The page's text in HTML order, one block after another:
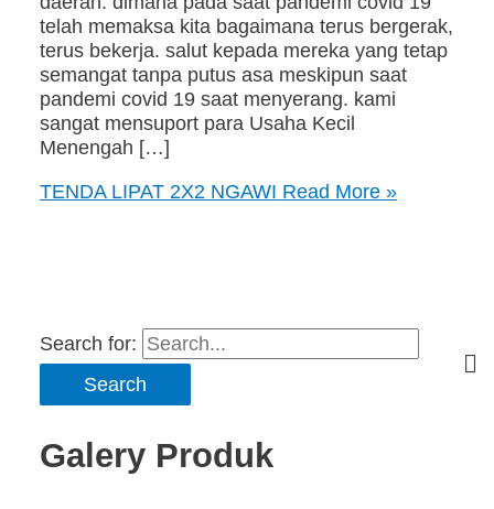
telah memaksa kita bagaimana terus bergerak,
terus bekerja. salut kepada mereka yang tetap
semangat tanpa putus asa meskipun saat
pandemi covid 19 saat menyerang. kami
sangat mensuport para Usaha Kecil
Menengah […]
TENDA LIPAT 2X2 NGAWI Read More »
Search for:
Galery Produk